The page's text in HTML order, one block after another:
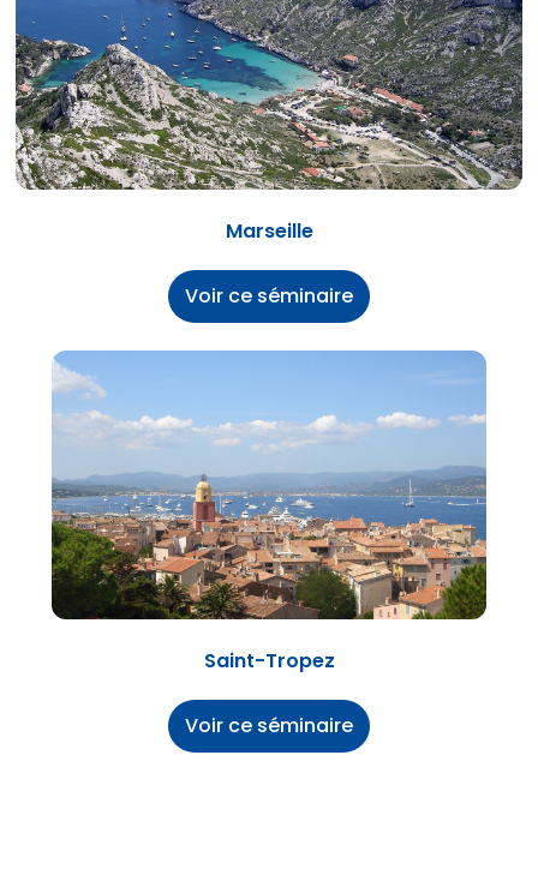
Marseille
Voir ce séminaire
Saint-Tropez
Voir ce séminaire